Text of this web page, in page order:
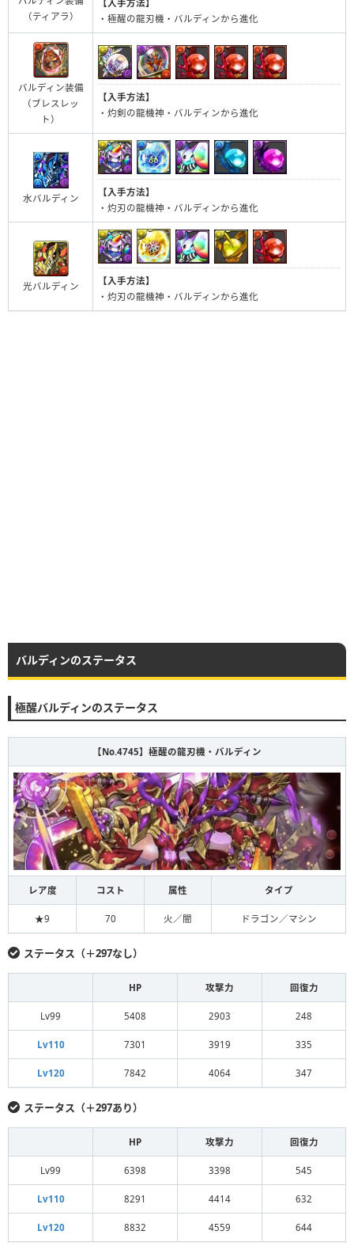
（ティアラ）
【入手方法】
・極醒の龍刃機・バルディンから進化
バルディン装備
（ブレスレッ
ト）
【入手方法】
・灼剣の龍機神・バルディンから進化
水バルディン
【入手方法】
・灼刃の龍機神・バルディンから進化
光バルディン
【入手方法】
・灼刃の龍機神・バルディンから進化
バルディンのステータス
極醒バルディンのステータス
【No.4745】極醒の龍刃機・バルディン
レア度 コスト 属性 タイプ
★9 70 火／闇 ドラゴン／マシン
ステータス（＋297なし）
HP 攻撃力 回復力
Lv99 5408 2903 248
Lv110 7301 3919 335
Lv120 7842 4064 347
ステータス（＋297あり）
HP 攻撃力 回復力
Lv99 6398 3398 545
Lv110 8291 4414 632
Lv120 8832 4559 644